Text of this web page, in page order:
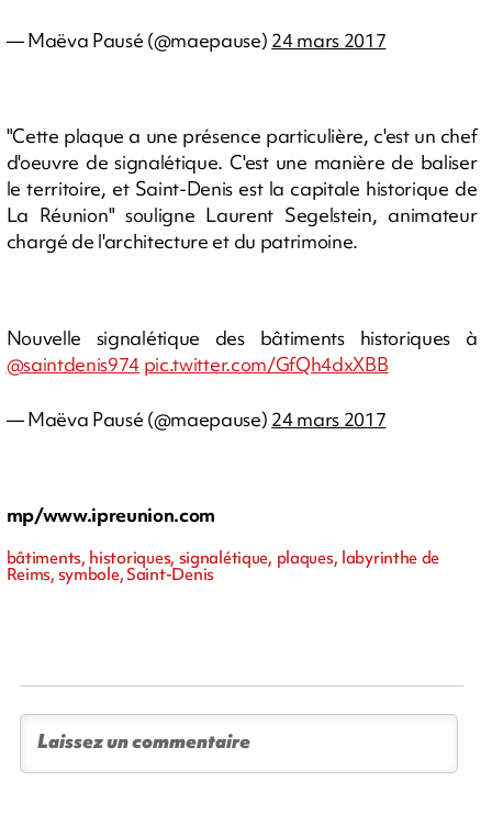
— Maëva Pausé (@maepause) 24 mars 2017
"Cette plaque a une présence particulière, c'est un chef
d'oeuvre de signalétique. C'est une manière de baliser
le territoire, et Saint-Denis est la capitale historique de
La Réunion" souligne Laurent Segelstein, animateur
chargé de l'architecture et du patrimoine.
Nouvelle signalétique des bâtiments historiques à
@saintdenis974 pic.twitter.com/GfQh4dxXBB
— Maëva Pausé (@maepause) 24 mars 2017
mp/www.ipreunion.com
bâtiments, historiques, signalétique, plaques, labyrinthe de
Reims, symbole, Saint-Denis